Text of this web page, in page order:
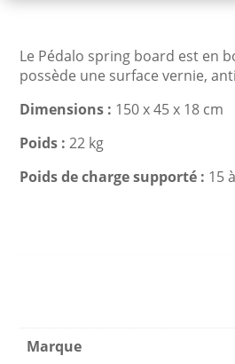
Le Pédalo spring board est en
possède une surface vernie,
Dimensions : 150 x 45 x 18 cm
Poids : 22 kg
Poids de charge supporté : 15
Marque